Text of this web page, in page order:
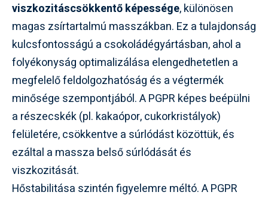
viszkozitáscsökkentő képessége, különösen
magas zsírtartalmú masszákban. Ez a tulajdonság
kulcsfontosságú a csokoládégyártásban, ahol a
folyékonyság optimalizálása elengedhetetlen a
megfelelő feldolgozhatóság és a végtermék
minősége szempontjából. A PGPR képes beépülni
a részecskék (pl. kakaópor, cukorkristályok)
felületére, csökkentve a súrlódást közöttük, és
ezáltal a massza belső súrlódását és
viszkozitását.
Hőstabilitása szintén figyelemre méltó. A PGPR